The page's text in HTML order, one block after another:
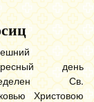
день
Св.
Христовою